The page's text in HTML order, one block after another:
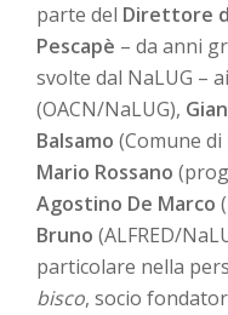
parte del Direttore
Pescapè – da anni
svolte dal NaLUG –
(OACN/NaLUG),
Balsamo (Comune
Mario Rossano
Agostino De Marco
Bruno (ALFRED/
particolare nella
bisco, socio